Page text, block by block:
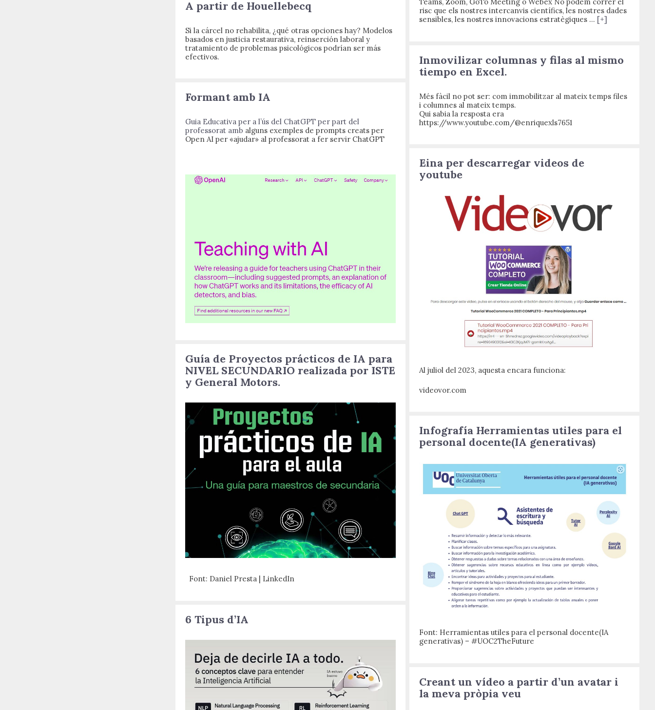
Teams, Zoom, GoTo Meeting o Webex No podem córrer el
risc que els nostres intercanvis científics, les nostres dades
sensibles, les nostres innovacions estratègiques … [+]
A partir de Houellebecq
Si la cárcel no rehabilita, ¿qué otras opciones hay? Modelos
basados en justicia restaurativa, reinserción laboral y
tratamiento de problemas psicológicos podrían ser más
efectivos.
Inmovilizar columnas y filas al mismo
tiempo en Excel.
Més fàcil no pot ser: com immobilitzar al mateix temps files
i columnes al mateix temps.
Qui sabia la resposta era
https://www.youtube.com/@enriquexls7651
Formant amb IA
Guia Educativa per a l’ús del ChatGPT per part del
professorat amb alguns exemples de prompts creats per
Open AI per «ajudar» al professorat a fer servir ChatGPT
Eina per descarregar videos de
youtube
Al juliol del 2023, aquesta encara funciona:
videovor.com
Guía de Proyectos prácticos de IA para
NIVEL SECUNDARIO realizada por ISTE
y General Motors.
Font: Daniel Presta | LinkedIn
Infografía Herramientas utiles para el
personal docente(IA generativas)
Font: Herramientas utiles para el personal docente(IA
generativas) – #UOC2TheFuture
6 Tipus d’IA
Creant un vídeo a partir d’un avatar i
la meva pròpia veu